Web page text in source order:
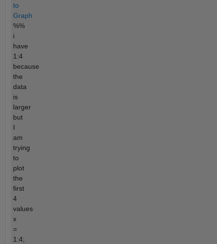
to
Graph
%%
i
have
1:4
because
the
data
is
larger
but
I
am
trying
to
plot
the
first
4
values
x
=
1:4;